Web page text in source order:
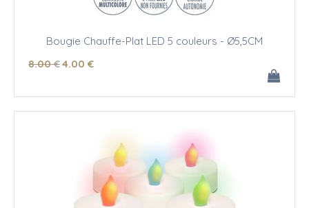
Bougie Chauffe-Plat LED 5 couleurs - Ø5,5CM
8.00 €4.00 €